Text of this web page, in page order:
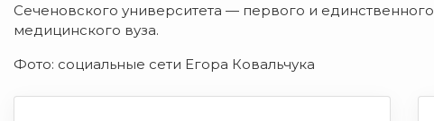
Сеченовского университета — первого и единственного
медицинского вуза.
Фото: социальные сети Егора Ковальчука